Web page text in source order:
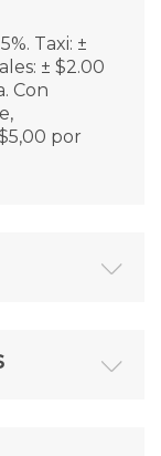
Taxi: ±
± $2.00
Con
por
el
no
to the
ser